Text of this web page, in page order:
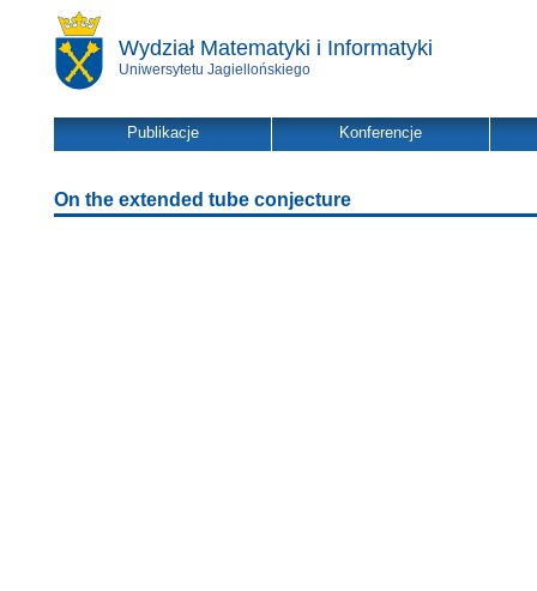
Wydział Matematyki i Informatyki
Uniwersytetu Jagiellońskiego
Publikacje Konferencje
On the extended tube conjecture